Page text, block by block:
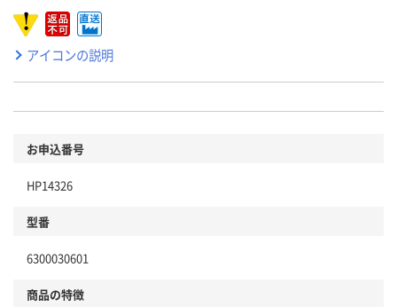
アイコンの説明
お申込番号
HP14326
型番
6300030601
商品の特徴